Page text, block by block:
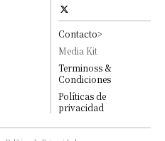
Contacto>
Media Kit
Terminoss &
Condiciones
Políticas de
privacidad